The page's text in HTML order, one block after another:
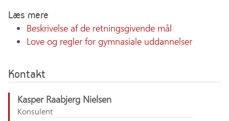
Læs mere
Beskrivelse af de retningsgivende mål
Love og regler for gymnasiale uddannelser
Kontakt
Kasper Raabjerg Nielsen
Konsulent